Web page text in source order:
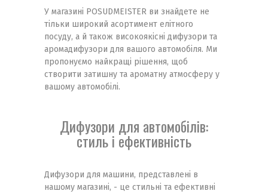
У магазині POSUDMEISTER ви знайдете не
тільки широкий асортимент елітного
посуду, а й також високоякісні дифузори та
аромадифузори для вашого автомобіля. Ми
пропонуємо найкращі рішення, щоб
створити затишну та ароматну атмосферу у
вашому автомобілі.
Дифузори для автомобілів:
стиль і ефективність
Дифузори для машини, представлені в
нашому магазині, - це стильні та ефективні